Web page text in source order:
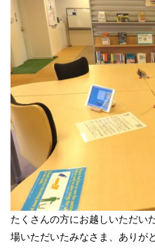
たくさんの方にお越しいただい
場いただいたみなさま、ありが